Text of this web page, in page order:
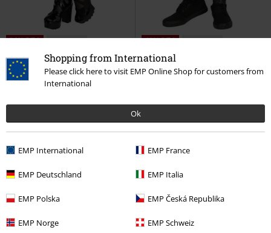
Shopping from International
Please click here to visit EMP Online Shop for customers from
International
Ok
EMP International EMP France
EMP Deutschland EMP Italia
EMP Polska EMP Česká Republika
EMP Norge EMP Schweiz
26% DTO
Stock bajo
PVPR59,99 €
43,99 €
Mystical Woods
Gothicana by
40% DTO
Stock bajo
PVPR 24,99 €
14,99 €